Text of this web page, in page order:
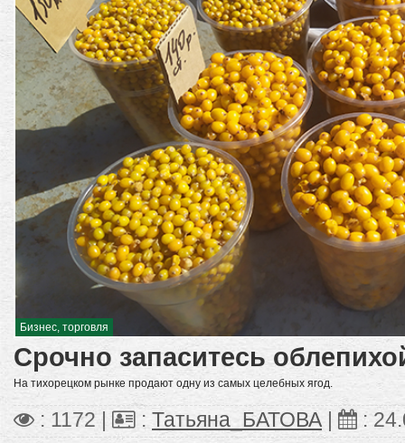
Бизнес, торговля
Срочно запаситесь
На тихорецком рынке продают одну из самых целебных ягод.
: 1172 | : Татьяна_БАТОВА :